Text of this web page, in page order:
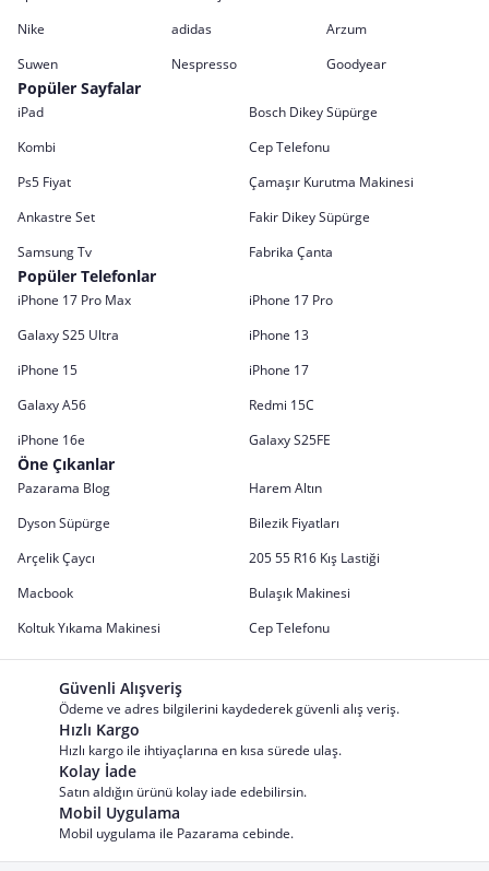
Nike
adidas
Arzum
Suwen
Nespresso Goodyear
Popüler Sayfalar
iPad
Bosch Dikey Süpürge
Kombi
Cep Telefonu
Ps5 Fiyat
Çamaşır Kurutma Makinesi
Ankastre Set
Fakir Dikey Süpürge
Samsung Tv
Fabrika Çanta
Popüler Telefonlar
iPhone 17 Pro Max
iPhone 17 Pro
Galaxy S25 Ultra
iPhone 13
iPhone 15
iPhone 17
Galaxy A56
Redmi 15C
iPhone 16e
Galaxy S25FE
Öne Çıkanlar
Pazarama Blog
Harem Altın
Dyson Süpürge
Bilezik Fiyatları
Arçelik Çaycı
205 55 R16 Kış Lastiği
Macbook
Bulaşık Makinesi
Koltuk Yıkama Makinesi
Cep Telefonu
Güvenli Alışveriş
Ödeme ve adres bilgilerini kaydederek güvenli alış veriş.
Hızlı Kargo
Hızlı kargo ile ihtiyaçlarına en kısa sürede ulaş.
Kolay İade
Satın aldığın ürünü kolay iade edebilirsin.
Mobil Uygulama
Mobil uygulama ile Pazarama cebinde.